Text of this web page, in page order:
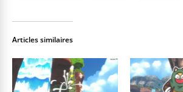
Articles similaires